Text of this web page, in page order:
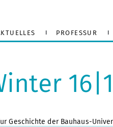
PROFESSUR
Geschichte der Bauhaus-